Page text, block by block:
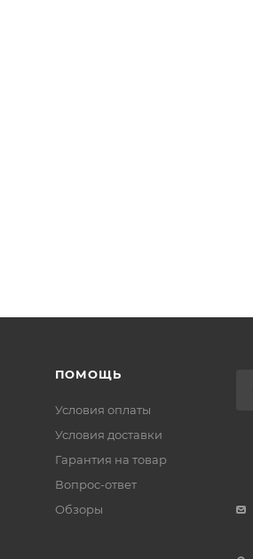
ПОМОЩЬ
Условия оплаты
Условия доставки
Гарантия на товар
Вопрос-ответ
Обзоры